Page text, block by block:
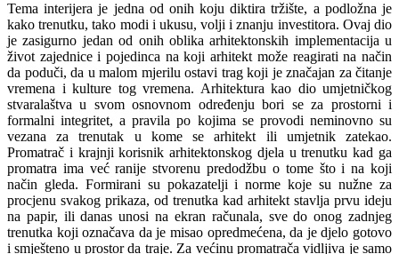
Tema interijera je jedna od onih koju diktira tržište, a podložna je
kako trenutku, tako modi i ukusu, volji i znanju investitora. Ovaj dio
je zasigurno jedan od onih oblika arhitektonskih implementacija u
život zajednice i pojedinca na koji arhitekt može reagirati na način
da poduči, da u malom mjerilu ostavi trag koji je značajan za čitanje
vremena i kulture tog vremena. Arhitektura kao dio umjetničkog
stvaralaštva u svom osnovnom određenju bori se za prostorni i
formalni integritet, a pravila po kojima se provodi neminovno su
vezana za trenutak u kome se arhitekt ili umjetnik zatekao.
Promatrač i krajnji korisnik arhitektonskog djela u trenutku kad ga
promatra ima već ranije stvorenu predodžbu o tome što i na koji
način gleda. Formirani su pokazatelji i norme koje su nužne za
procjenu svakog prikaza, od trenutka kad arhitekt stavlja prvu ideju
na papir, ili danas unosi na ekran računala, sve do onog zadnjeg
trenutka koji označava da je misao opredmećena, da je djelo gotovo
i smješteno u prostor da traje. Za većinu promatrača vidljiva je samo